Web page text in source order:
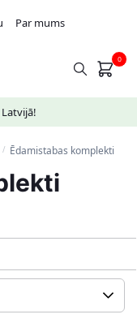
Par mums
0
/ Ēdamistabas komplekti